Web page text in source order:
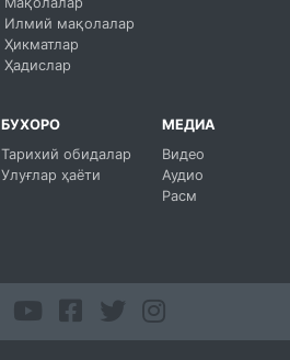
Илмий мақолалар
Ҳикматлар
Ҳадислар
БУХОРО
Тарихий обидалар
Улуғлар ҳаёти
МЕДИА
Видео
Аудио
Расм